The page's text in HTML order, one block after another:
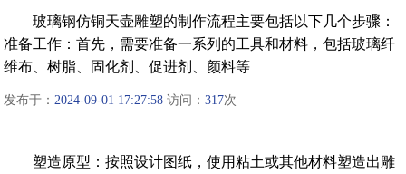
玻璃钢仿铜天壶雕塑的制作流程‌主要包括以下几个步骤：‌
准备工作‌：首先，需要准备一系列的工具和材料，包括玻璃纤
维布、树脂、固化剂、促进剂、颜料等
发布于：2024-09-01 17:27:58 访问：317次
‌塑造原型‌：按照设计图纸，使用粘土或其他材料塑造出雕